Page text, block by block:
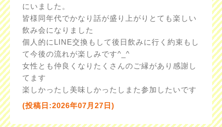
にいました。
皆様同年代でかなり話が盛り上がりとても楽しい
飲み会になりました
個人的にLINE交換もして後日飲みに行く約束もし
て今後の流れが楽しみです^_^
女性とも仲良くなりたくさんのご縁があり感謝し
てます
楽しかったし美味しかったしまた参加したいです
(投稿日:2026年07月27日)